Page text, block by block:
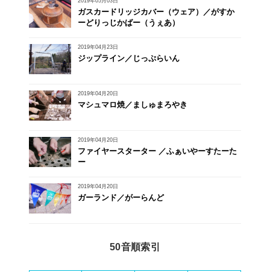
ガスカードリッジカバー（ウェア）／がすか
ーどりっじかばー（うぇあ）
2019年04月23日
ジップライン／じっぷらいん
2019年04月20日
マシュマロ焼／ましゅまろやき
2019年04月20日
ファイヤースターター ／ふぁいやーすたーた
ー
2019年04月20日
ガーランド／がーらんど
50音順索引